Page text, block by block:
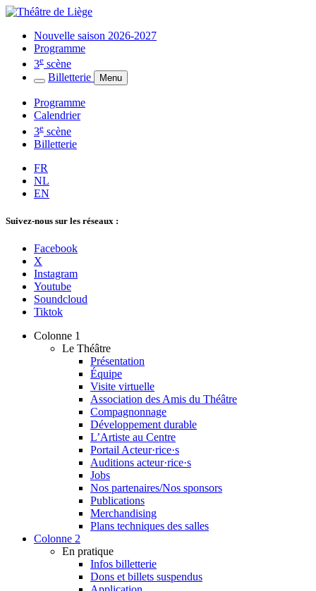
Nouvelle saison 2026-2027
Programme
3e scène
Billetterie
Menu
Programme
Calendrier
3e scène
Billetterie
FR
NL
EN
Suivez-nous sur les réseaux :
Facebook
X
Instagram
Youtube
Soundcloud
Tiktok
Colonne 1
Le Théâtre
Présentation
Équipe
Visite virtuelle
Association des Amis du Théâtre
Compagnonnage
Développement durable
L’Artiste au Centre
Portail Acteur·rice·s
Auditions acteur·rice·s
Jobs
Nos partenaires/Nos sponsors
Publications
Merchandising
Plans techniques des salles
Colonne 2
En pratique
Infos billetterie
Dons et billets suspendus